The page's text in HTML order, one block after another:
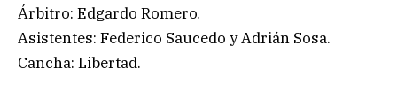
Árbitro: Edgardo Romero.
Asistentes: Federico Saucedo y Adrián Sosa.
Cancha: Libertad.